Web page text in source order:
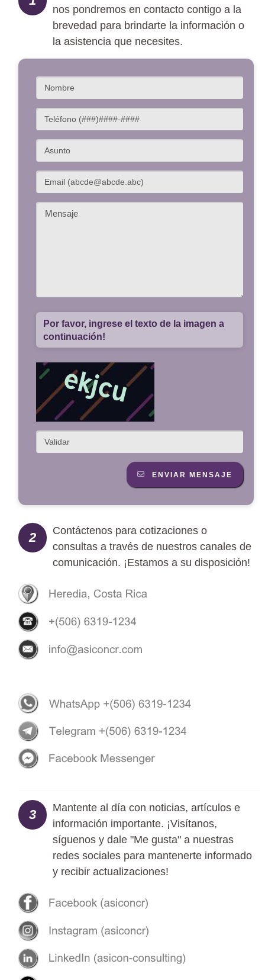
nos pondremos en contacto contigo a la
brevedad para brindarte la información o
la asistencia que necesites.
Por favor, ingrese el texto de la imagen a
continuación!
ENVIAR MENSAJE
2
Contáctenos para cotizaciones o
consultas a través de nuestros canales de
comunicación. ¡Estamos a su disposición!
3
Mantente al día con noticias, artículos e
información importante. ¡Visítanos,
síguenos y dale "Me gusta" a nuestras
redes sociales para mantenerte informado
y recibir actualizaciones!